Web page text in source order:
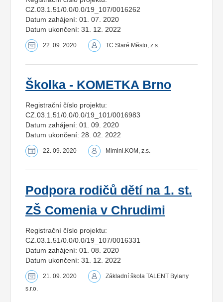
CZ.03.1.51/0.0/0.0/19_107/0016262
Datum zahájení: 01. 07. 2020
Datum ukončení: 31. 12. 2022
22. 09. 2020 TC Staré Město, z.s.
Školka - KOMETKA Brno
Registrační číslo projektu:
CZ.03.1.51/0.0/0.0/19_101/0016983
Datum zahájení: 01. 09. 2020
Datum ukončení: 28. 02. 2022
22. 09. 2020 Mimini.KOM, z.s.
Podpora rodičů dětí na 1. st.
ZŠ Comenia v Chrudimi
Registrační číslo projektu:
CZ.03.1.51/0.0/0.0/19_107/0016331
Datum zahájení: 01. 08. 2020
Datum ukončení: 31. 12. 2022
21. 09. 2020
Základní škola TALENT Bylany
s.r.o.